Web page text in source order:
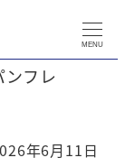
MENU
フレ
年6月11日